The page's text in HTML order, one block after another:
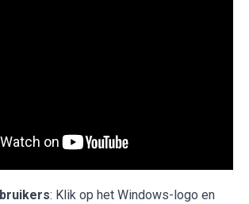
: Klik op het Windows-logo en